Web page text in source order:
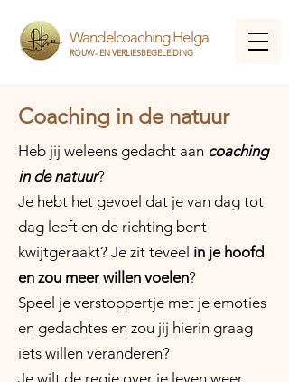
Wandelcoaching Helga
ROUW- EN VERLIESBEGELEIDING
Coaching in de natuur
Heb jij weleens gedacht aan coaching
in de natuur?
Je hebt het gevoel dat je van dag tot
dag leeft en de richting bent
kwijtgeraakt? Je zit teveel in je hoofd
en zou meer willen voelen?
Speel je verstoppertje met je emoties
en gedachtes en zou jij hierin graag
iets willen veranderen?
Je wilt de regie over je leven weer